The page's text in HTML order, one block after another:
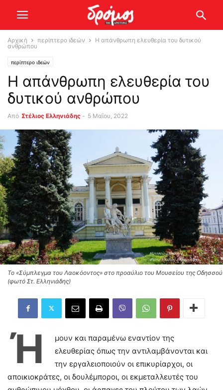
Αρχική περίπτερο ιδεών
Η απάνθρωπη ελευθερία του δυτικού
ανθρώπου
περίπτερο ιδεών
Η απάνθρωπη ελευθερία του
δυτικού ανθρώπου
Από Στέλιος Ελληνιάδης - 5 Μαΐου, 2022
Το «Σύμπλεγμα του Λαοκόοντος» στο προαύλιο του Μουσείου της Οδησσού
(φωτό Στ. Ελληνιάδης)
Ή
μουν και παραμένω εναντίον της
ελευθερίας όπως την αντιλαμβάνονται και
την εργαλειοποιούν οι επικυρίαρχοι, οι
αποικιοκράτες, οι δουλέμποροι, οι εκμεταλλευτές του